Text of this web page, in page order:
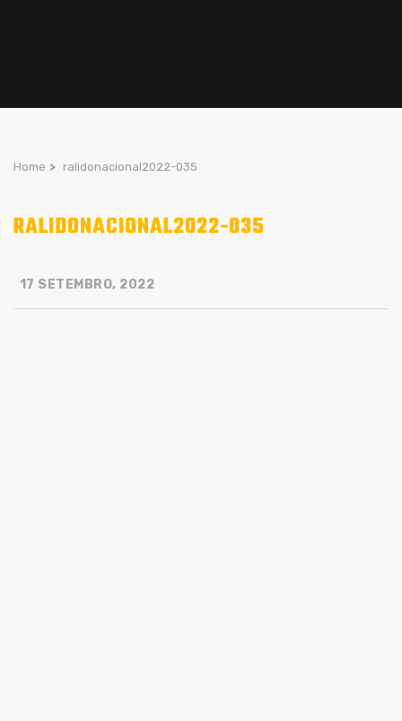
Home > ralidonacional2022-035
RALIDONACIONAL2022-035
17 SETEMBRO, 2022